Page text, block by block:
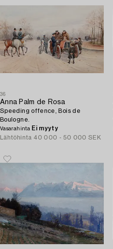
36
Anna Palm de Rosa
Speeding offence, Bois de
Boulogne.
Vasarahinta Ei myyty
Lähtöhinta 40 000 - 50 000 SEK